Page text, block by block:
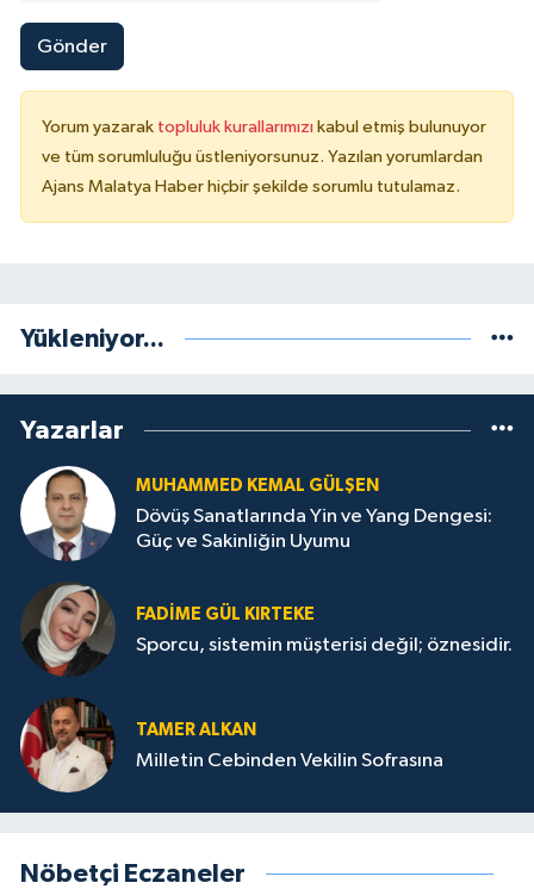
Gönder
Yorum yazarak topluluk kurallarımızı kabul etmiş bulunuyor
ve tüm sorumluluğu üstleniyorsunuz. Yazılan yorumlardan
Ajans Malatya Haber hiçbir şekilde sorumlu tutulamaz.
Yükleniyor...
Yazarlar
MUHAMMED KEMAL GÜLŞEN
Dövüş Sanatlarında Yin ve Yang Dengesi:
Güç ve Sakinliğin Uyumu
FADIME GÜL KIRTEKE
Sporcu, sistemin müşterisi değil; öznesidir.
TAMER ALKAN
Milletin Cebinden Vekilin Sofrasına
Nöbetçi Eczaneler